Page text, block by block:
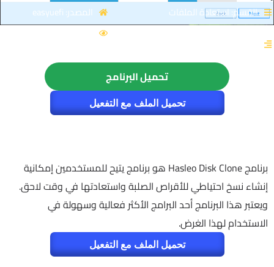
القسم: استعادة الملفات
المصدر: easyuefi
تحميل البرنامج
تحميل الملف مع التفعيل
برنامج Hasleo Disk Clone هو برنامج يتيح للمستخدمين إمكانية
إنشاء نسخ احتياطي للأقراص الصلبة واستعادتها في وقت لاحق.
ويعتبر هذا البرنامج أحد البرامج الأكثر فعالية وسهولة في
الاستخدام لهذا الغرض.
تحميل الملف مع التفعيل